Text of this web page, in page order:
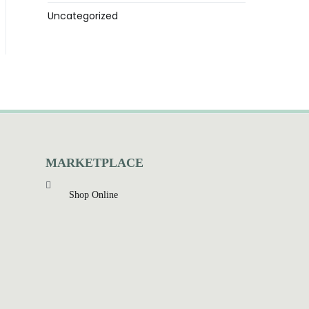
Uncategorized
MARKETPLACE
Shop Online